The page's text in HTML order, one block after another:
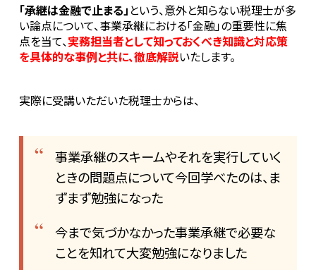
「承継は金融で止まる」 という、意外と知らない税理士が多
い論点について、事業承継における「金融」の重要性に焦
点を当て、実務担当者として知っておくべき知識と対応策
を具体的な事例と共に、徹底解説いたします。
実際に受講いただいた税理士からは、
事業承継のスキームやそれを実行していく
ときの問題点について今回学べたのは、ま
ずまず勉強になった
今まで気づかなかった事業承継で必要な
ことを知れて大変勉強になりました